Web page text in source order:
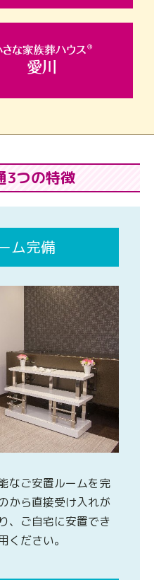
3つの特徴
ム完備
なご安置ルームを完
から直接受け入れが
、ご自宅に安置でき
ください。